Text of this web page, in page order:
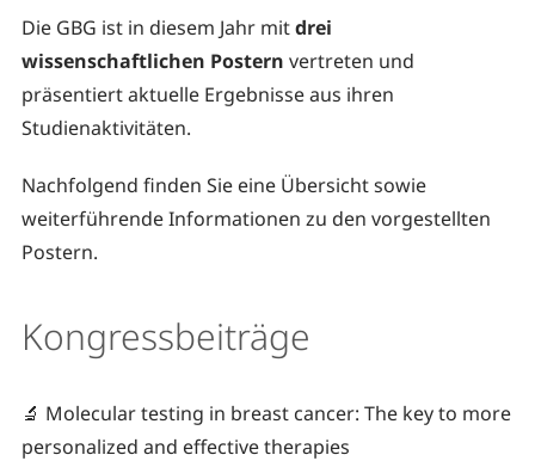
Die GBG ist in diesem Jahr mitdrei
wissenschaftlichen Postern vertreten und
präsentiert aktuelle Ergebnisse aus ihren
Studienaktivitäten.
Nachfolgend finden Sie eine Übersicht sowie
weiterführende Informationen zu den vorgestellten
Postern.
Kongressbeiträge
🔬 Molecular testing in breast cancer: The key to more
personalized and effective therapies